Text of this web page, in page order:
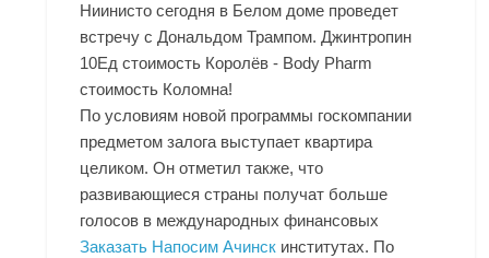
Ниинисто сегодня в Белом доме проведет
встречу с Дональдом Трампом. Джинтропин
10Ед стоимость Королёв - Body Pharm
стоимость Коломна!
По условиям новой программы госкомпании
предметом залога выступает квартира
целиком. Он отметил также, что
развивающиеся страны получат больше
голосов в международных финансовых
Заказать Напосим Ачинск институтах. По